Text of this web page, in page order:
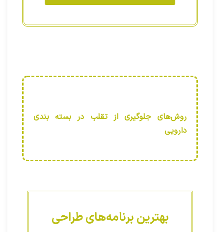
روش‌های جلوگیری از تقلب در بسته‌ بندی
دارویی